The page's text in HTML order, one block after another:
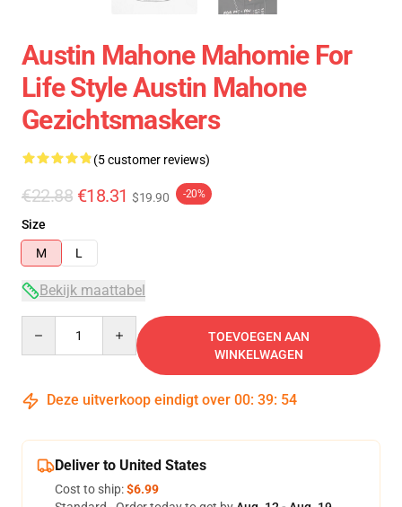
Austin Mahone Mahomie For
Life Style Austin Mahone
Gezichtsmaskers
(5 customer reviews)
€22.88 €18.31 $19.90 -20%
Size
M
L
Bekijk maattabel
TOEVOEGEN AAN
WINKELWAGEN
Deze uitverkoop eindigt over 00: 39: 54
Deliver to United States
Cost to ship:$6.99